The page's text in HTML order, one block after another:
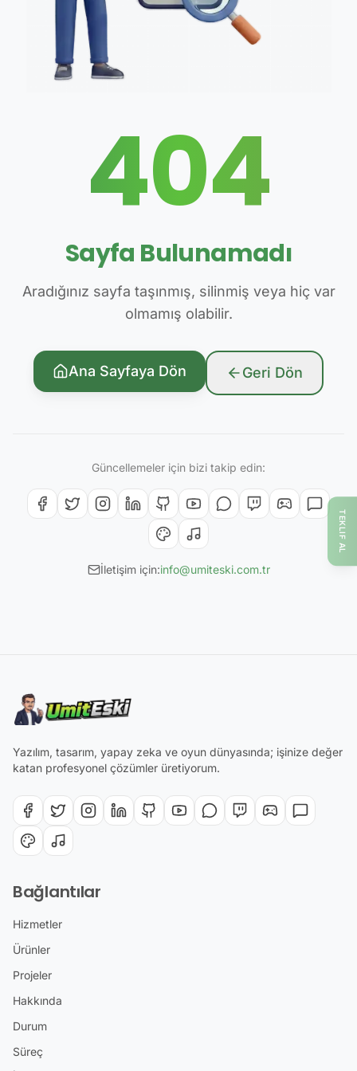
404
Sayfa Bulunamadı
Aradığınız sayfa taşınmış, silinmiş veya hiç var
olmamış olabilir.
Ana Sayfaya Dön Geri Dön
Güncellemeler için bizi takip edin:
İletişim için:info@umiteski.com.tr
Yazılım, tasarım, yapay zeka ve oyun dünyasında; işinize değer
katan profesyonel çözümler üretiyorum.
Bağlantılar
Hizmetler
Ürünler
Projeler
Hakkında
Durum
Süreç
TEKLIF AL